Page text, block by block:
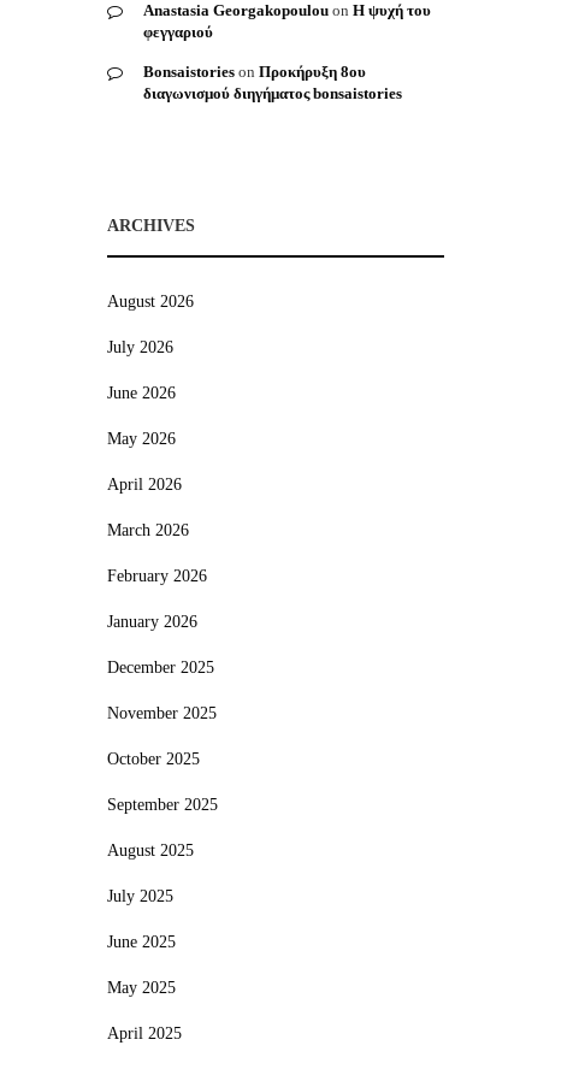
Anastasia Georgakopoulou on Η ψυχή του
φεγγαριού
Bonsaistories on Προκήρυξη 8ου
διαγωνισμού διηγήματος bonsaistories
ARCHIVES
August 2026
July 2026
June 2026
May 2026
April 2026
March 2026
February 2026
January 2026
December 2025
November 2025
October 2025
September 2025
August 2025
July 2025
June 2025
May 2025
April 2025